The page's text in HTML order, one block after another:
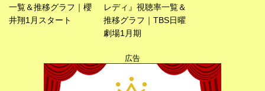
一覧＆推移グラフ｜櫻
井翔1月スタート
レディ』視聴率一覧＆
推移グラフ｜TBS日曜
劇場1月期
広告